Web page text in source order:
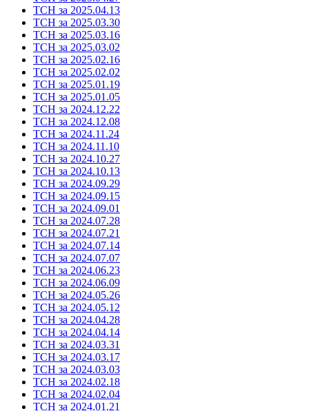
ТСН за 2025.04.13
ТСН за 2025.03.30
ТСН за 2025.03.16
ТСН за 2025.03.02
ТСН за 2025.02.16
ТСН за 2025.02.02
ТСН за 2025.01.19
ТСН за 2025.01.05
ТСН за 2024.12.22
ТСН за 2024.12.08
ТСН за 2024.11.24
ТСН за 2024.11.10
ТСН за 2024.10.27
ТСН за 2024.10.13
ТСН за 2024.09.29
ТСН за 2024.09.15
ТСН за 2024.09.01
ТСН за 2024.07.28
ТСН за 2024.07.21
ТСН за 2024.07.14
ТСН за 2024.07.07
ТСН за 2024.06.23
ТСН за 2024.06.09
ТСН за 2024.05.26
ТСН за 2024.05.12
ТСН за 2024.04.28
ТСН за 2024.04.14
ТСН за 2024.03.31
ТСН за 2024.03.17
ТСН за 2024.03.03
ТСН за 2024.02.18
ТСН за 2024.02.04
ТСН за 2024.01.21